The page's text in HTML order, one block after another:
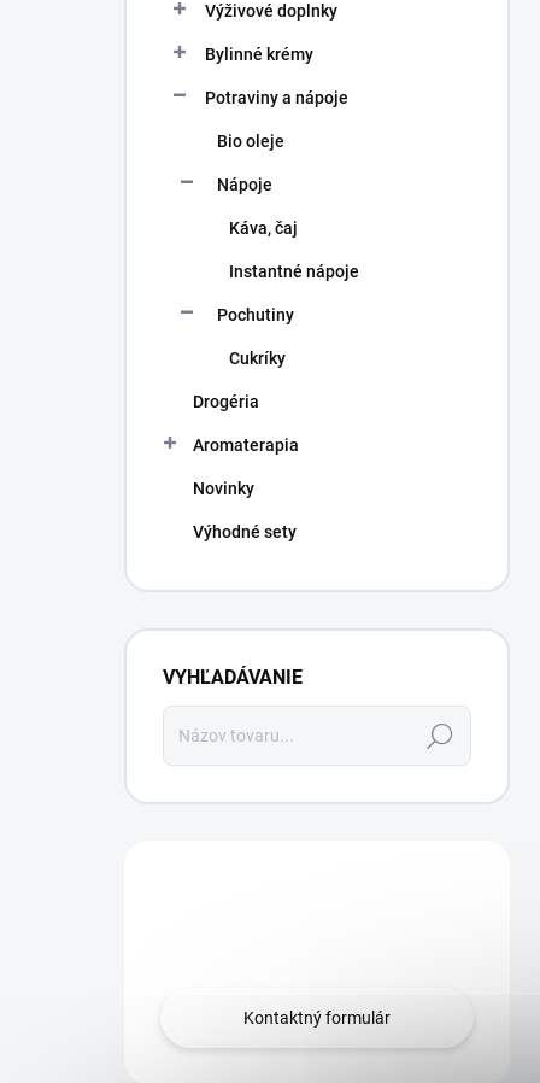
Výživové doplnky
Bylinné krémy
Potraviny a nápoje
Bio oleje
Nápoje
Káva, čaj
Instantné nápoje
Pochutiny
Cukríky
Drogéria
Aromaterapia
Novinky
Výhodné sety
VYHĽADÁVANIE
Hľadať
Kontaktný formulár